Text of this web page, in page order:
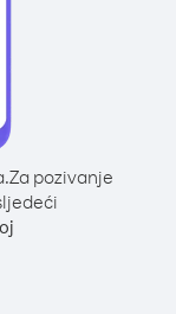
Za pozivanje